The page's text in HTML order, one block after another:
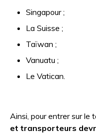
Singapour ;
La Suisse ;
Taïwan ;
Vanuatu ;
Le Vatican.
Ainsi, pour entrer sur le
et transporteurs